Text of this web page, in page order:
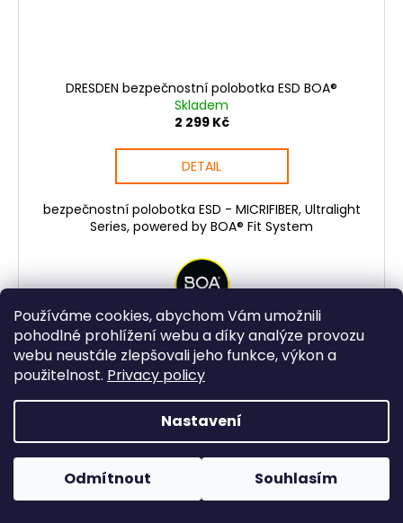
Používáme cookies, abychom Vám umožnili
pohodlné prohlížení webu a díky analýze provozu
webu neustále zlepšovali jeho funkce, výkon a
použitelnost. Privacy policy
Nastavení
Odmítnout Souhlasím
DRESDEN bezpečnostní polobotka ESD BOA®
Skladem
2 299 Kč
DETAIL
bezpečnostní polobotka ESD - MICRIFIBER, Ultralight
Series, powered by BOA® Fit System
NOVINKA